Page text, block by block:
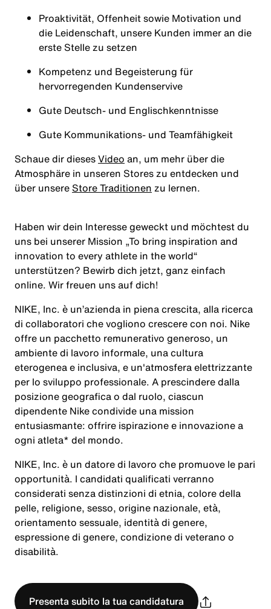
Proaktivität, Offenheit sowie Motivation und
die Leidenschaft, unsere Kunden immer an die
erste Stelle zu setzen
Kompetenz und Begeisterung für
hervorregenden Kundenservive
Gute Deutsch- und Englischkenntnisse
Gute Kommunikations- und Teamfähigkeit
Schaue dir diesesVideo an, um mehr über die
Atmosphäre in unseren Stores zu entdecken und
über unsereStore Traditionen zu lernen.
Haben wir dein Interesse geweckt und möchtest du
uns bei unserer Mission „To bring inspiration and
innovation to every athlete in the world“
unterstützen? Bewirb dich jetzt, ganz einfach
online. Wir freuen uns auf dich!
NIKE, Inc. è un’azienda in piena crescita, alla ricerca
di collaboratori che vogliono crescere con noi. Nike
offre un pacchetto remunerativo generoso, un
ambiente di lavoro informale, una cultura
eterogenea e inclusiva, e un'atmosfera elettrizzante
per lo sviluppo professionale. A prescindere dalla
posizione geografica o dal ruolo, ciascun
dipendente Nike condivide una mission
entusiasmante: offrire ispirazione e innovazione a
ogni atleta* del mondo.
NIKE, Inc. è un datore di lavoro che promuove le pari
opportunità. I candidati qualificati verranno
considerati senza distinzioni di etnia, colore della
pelle, religione, sesso, origine nazionale, età,
orientamento sessuale, identità di genere,
espressione di genere, condizione di veterano o
disabilità.
Presenta subito la tua candidatura